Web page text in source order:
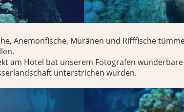
Anemonfische, Muränen und Rifffische
am Hotel bat unserem Fotografen
unterstrichen wurden.